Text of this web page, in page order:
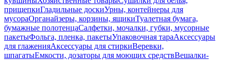
прищепкиГладильные доскиУрны, контейнеры для
мусораОрганайзеры, корзины, ящикиТуалетная бумага,
бумажные полотенцаСалфетки, мочалки, губки, мусорные
пакетыФольга, пленка, пакетыУпаковочная тараАксессуары
для глаженияАксессуары для стиркиВеревки,
шпагатыЕмкости, дозаторы для моющих средствВешалки-